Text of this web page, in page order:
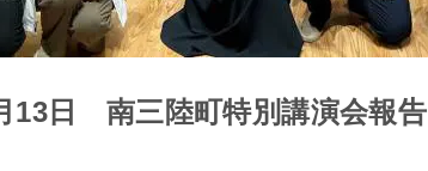
13日 南三陸町特別講演会報告